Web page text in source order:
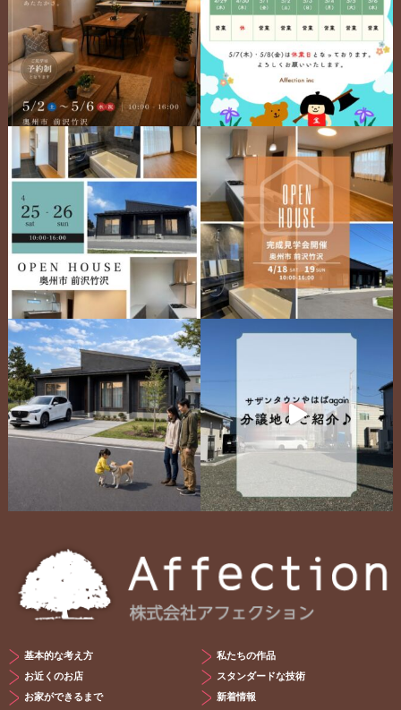
基本的な考え方
私たちの作品
お近くのお店
スタンダードな技術
お家ができるまで
新着情報